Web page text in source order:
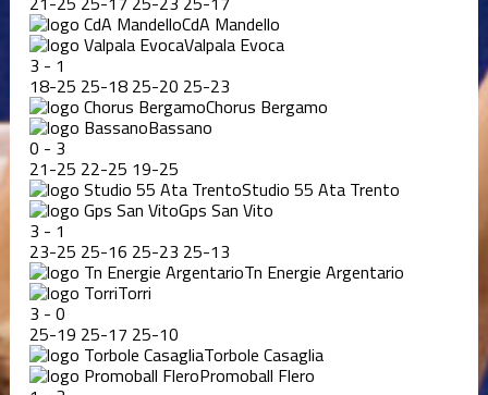
CdA Mandello
Valpala Evoca
3 - 1
18-25 25-18 25-20 25-23
Chorus Bergamo
Bassano
0 - 3
21-25 22-25 19-25
Studio 55 Ata Trento
Gps San Vito
3 - 1
23-25 25-16 25-23 25-13
Tn Energie Argentario
Torri
3 - 0
25-19 25-17 25-10
Torbole Casaglia
Promoball Flero